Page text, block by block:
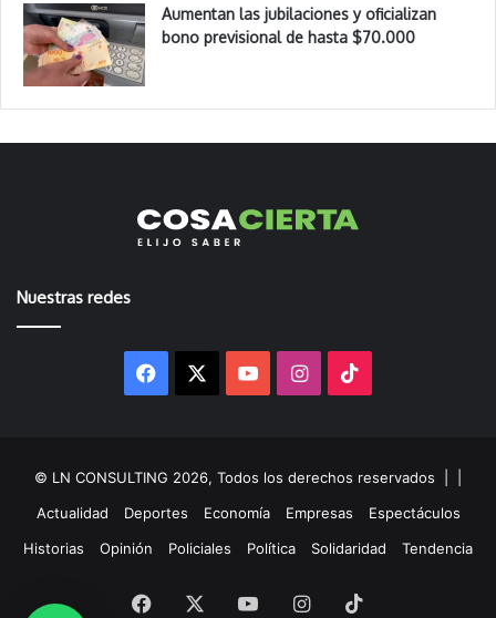
Aumentan las jubilaciones y oficializan
bono previsional de hasta $70.000
Nuestras redes
Facebook YouTubeInstagram
© LN CONSULTING 2026, Todos los derechos reservados |
Actualidad
Deportes Economía Empresas
Espectáculos
Historias
Opinión Policiales Política Solidaridad Tendencia
Facebook YouTubeInstagram